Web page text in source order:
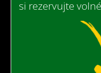
si rezervujte